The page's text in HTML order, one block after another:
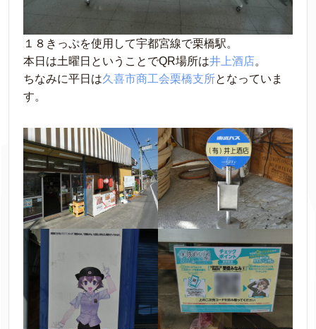
１８きっぷを使用して宇都宮線で栗橋駅。
本日は土曜日ということでQR場所は井上酒店。
ちなみに平日は久喜市商工会栗橋支所となっていま
す。